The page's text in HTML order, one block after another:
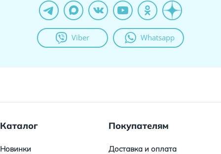
Viber Whatsapp
Каталог
Новинки
Покупателям
Доставка и оплата